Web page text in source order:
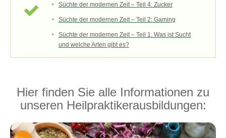
Süchte der modernen Zeit – Teil 4: Zucker
Süchte der modernen Zeit – Teil 2: Gaming
Süchte der modernen Zeit – Teil 1: Was ist Sucht
und welche Arten gibt es?
Hier finden Sie alle Informationen zu
unseren Heilpraktikerausbildungen: